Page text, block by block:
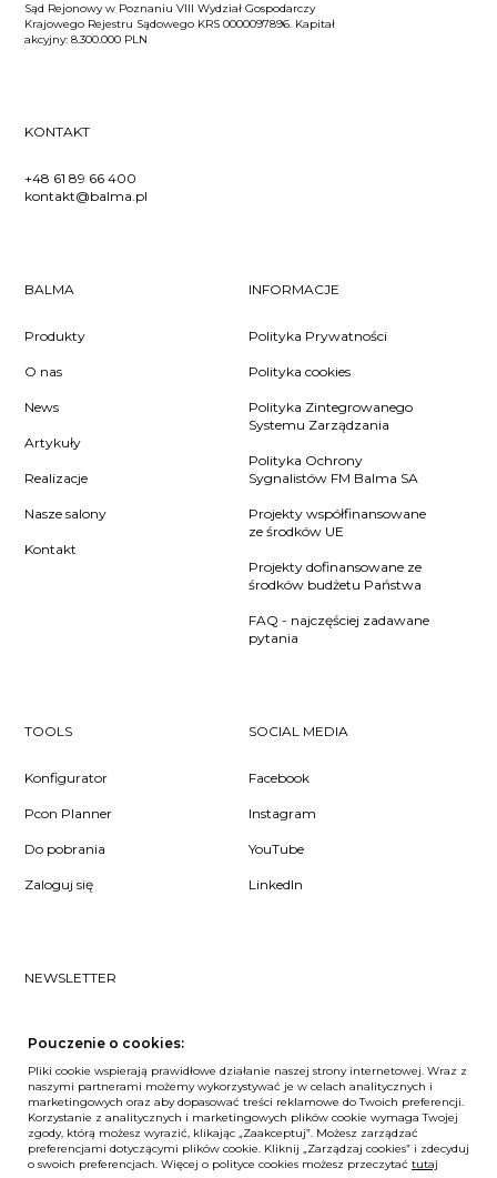
Sąd Rejonowy w Poznaniu VIII Wydział Gospodarczy
Krajowego Rejestru Sądowego KRS 0000097896. Kapitał
akcyjny: 8.300.000 PLN
KONTAKT
+48 61 89 66 400
kontakt@balma.pl
BALMA
Produkty
O nas
News
Artykuły
Realizacje
Nasze salony
Kontakt
INFORMACJE
Polityka Prywatności
Polityka cookies
Polityka Zintegrowanego
Systemu Zarządzania
Polityka Ochrony
Sygnalistów FM Balma SA
Projekty współfinansowane
ze środków UE
Projekty dofinansowane ze
środków budżetu Państwa
FAQ - najczęściej zadawane
pytania
TOOLS
Konfigurator
Pcon Planner
Do pobrania
Zaloguj się
SOCIAL MEDIA
Facebook
Instagram
YouTube
LinkedIn
NEWSLETTER
się do naszego #nospam newslettera!
ZAPISZ MNIE
Unia Europejska
Pouczenie o cookies:
Pliki cookie wspierają prawidłowe działanie naszej strony internetowej. Wraz z
naszymi partnerami możemy wykorzystywać je w celach analitycznych i
marketingowych oraz aby dopasować treści reklamowe do Twoich preferencji.
Korzystanie z analitycznych i marketingowych plików cookie wymaga Twojej
zgody, którą możesz wyrazić, klikając „Zaakceptuj”. Możesz zarządzać
preferencjami dotyczącymi plików cookie. Kliknij „Zarządzaj cookies” i zdecyduj
o swoich preferencjach. Więcej o polityce cookies możesz przeczytać tutaj